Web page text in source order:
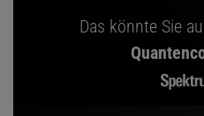
Das könnte Sie